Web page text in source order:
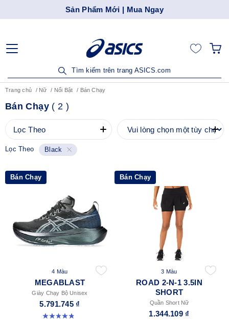
Sản Phẩm Mới | Mua Ngay
Tìm kiếm trên trang ASICS.com
Trang chủ Nữ Nổi Bật Bán Chạy
Bán Chạy ( 2 )
Lọc Theo
Lọc Theo Black
Bán Chạy
4 Màu
MEGABLAST
Giày Chạy Bộ Unisex
5.791.745 ₫
4.8 trong số 5 sao. 422 đánh giá
Bán Chạy
3 Màu
ROAD 2-N-1 3.5IN
SHORT
Quần Short Nữ
1.344.109 ₫